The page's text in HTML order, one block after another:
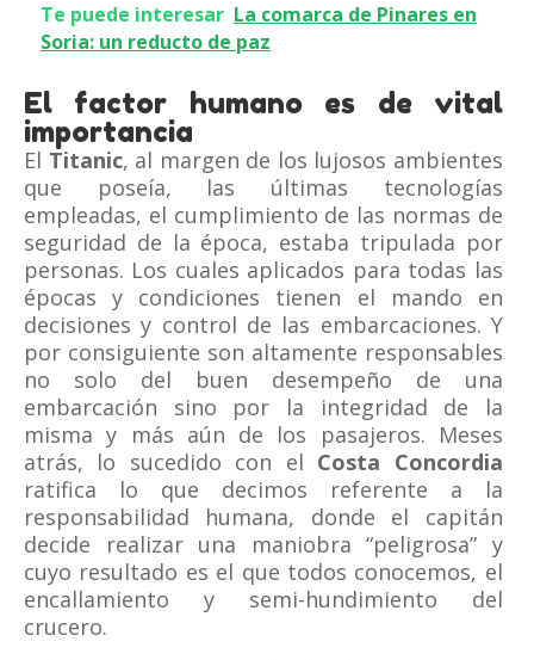
Te puede interesar La comarca de Pinares en
Soria: un reducto de paz
El factor humano es de vital
importancia
El Titanic, al margen de los lujosos ambientes
que poseía, las últimas tecnologías
empleadas, el cumplimiento de las normas de
seguridad de la época, estaba tripulada por
personas. Los cuales aplicados para todas las
épocas y condiciones tienen el mando en
decisiones y control de las embarcaciones. Y
por consiguiente son altamente responsables
no solo del buen desempeño de una
embarcación sino por la integridad de la
misma y más aún de los pasajeros. Meses
atrás, lo sucedido con el Costa Concordia
ratifica lo que decimos referente a la
responsabilidad humana, donde el capitán
decide realizar una maniobra “peligrosa” y
cuyo resultado es el que todos conocemos, el
encallamiento y semi-hundimiento del
crucero.